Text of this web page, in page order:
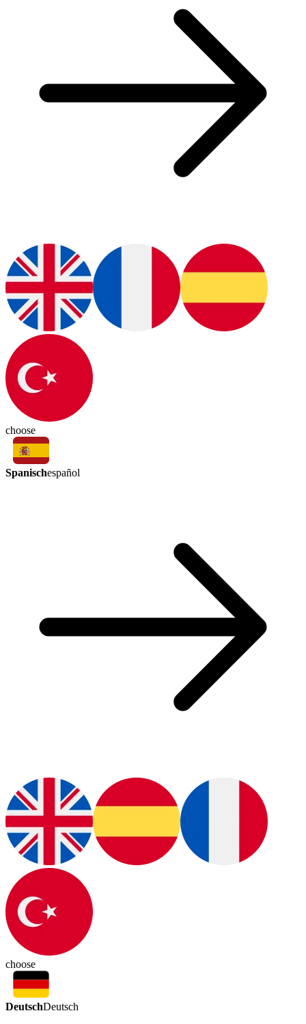
choose
Spanischespañol
choose
DeutschDeutsch